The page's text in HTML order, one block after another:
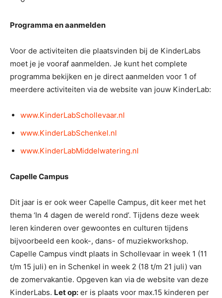
Programma en aanmelden
Voor de activiteiten die plaatsvinden bij de KinderLabs
moet je je vooraf aanmelden. Je kunt het complete
programma bekijken en je direct aanmelden voor 1 of
meerdere activiteiten via de website van jouw KinderLab:
www.KinderLabSchollevaar.nl
www.KinderLabSchenkel.nl
www.KinderLabMiddelwatering.nl
Capelle Campus
Dit jaar is er ook weer Capelle Campus, dit keer met het
thema ‘In 4 dagen de wereld rond’. Tijdens deze week
leren kinderen over gewoontes en culturen tijdens
bijvoorbeeld een kook-, dans- of muziekworkshop.
Capelle Campus vindt plaats in Schollevaar in week 1 (11
t/m 15 juli) en in Schenkel in week 2 (18 t/m 21 juli) van
de zomervakantie. Opgeven kan via de website van deze
KinderLabs. Let op: er is plaats voor max.15 kinderen per